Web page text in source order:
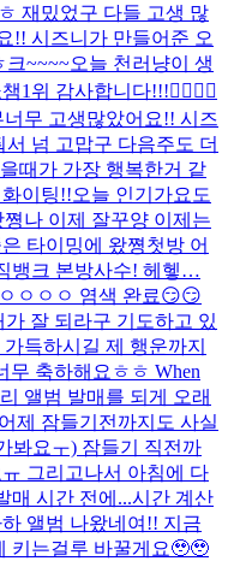
재밌었구 다들 고생 많
!! 시즈니가 만들어준 오
크~~~~오늘 천러냥이 생
1위 감사합니다!!!🙂‍↕️🙂‍↕️
무 고생많았어요!! 시즈
넘 고맙구 다음주도 더
때가 가장 행복한거 같
이팅!!오늘 인기가요도
나 이제 잘꾸양 이제는
타이밍에 왔쪙첫방 어
뱅크 본방사수! 헤헿…
ㅇㅇㅇ 염색 완료😏😏
잘 되라구 기도하고 있
득하시길 제 행운까지
무 축하해요ㅎㅎ When
앨범 발매를 되게 오래
제 잠들기전까지도 사실
봐요ㅜ) 잠들기 직전까
그리고나서 아침에 다
매 시간 전에...시간 계산
앨범 나왔네여!! 지금
키는걸루 바꿀게요🥹🥹